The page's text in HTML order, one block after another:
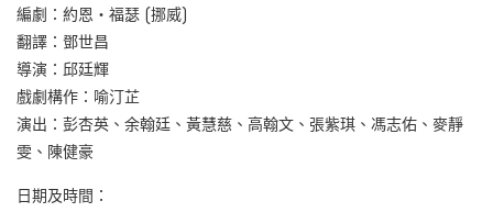
編劇：約恩・福瑟 (挪威)
翻譯：鄧世昌
導演：邱廷輝
戲劇構作：喻汀芷
演出：彭杏英、余翰廷、黃慧慈、高翰文、張紫琪、馮志佑、麥靜
雯、陳健豪
日期及時間：